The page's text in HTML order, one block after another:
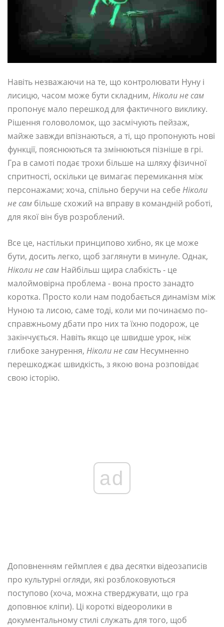
Навіть незважаючи на те, що контролювати Нуну і
лисицю, часом може бути складним, Ніколи не сам
пропонує мало перешкод для фактичного виклику.
Рішення головоломок, що засмічують пейзаж,
майже завжди впізнаються, а ті, що пропонують нові
функції, пояснюються та змінюються пізніше в грі.
Гра в самоті подає трохи більше на шляху фізичної
спритності, оскільки це вимагає перемикання між
персонажами; хоча, спільно беручи на себе Ніколи
не сам більше схожий на вправу в командній роботі,
для якої він був розроблений.
Все це, настільки принципово хибно, як це може
бути, досить легко, щоб заглянути в минуле. Однак,
Ніколи не сам Найбільш щира слабкість - це
малоймовірна проблема - вона просто занадто
коротка. Просто коли нам подобається динамізм між
Нуною та лисою, саме тоді, коли ми починаємо по-
справжньому дбати про них та їхню подорож, це
закінчується. Навіть якщо це швидше урок, ніж
глибоке занурення, Ніколи не сам Несумненно
перешкоджає швидкість, з якою вона розповідає
свою історію.
ad
Доповненням геймплея є два десятки відеозаписів
про культурні огляди, які розблоковуються
поступово (хоча, можна стверджувати, що гра
доповнює кліпи). Ці короткі відеоролики в
документальному стилі служать для того, щоб